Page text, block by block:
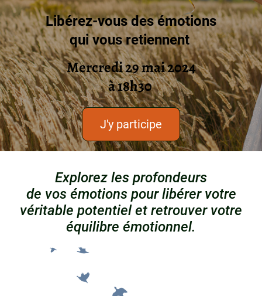
Libérez-vous des émotions
qui vous retiennent ‍‍‍
Mercredi 29 mai 2024
à 18h30 ‍‍‍
J'y participe
Explorez les profondeurs
de vos émotions pour libérer votre
véritable potentiel et retrouver votre
équilibre émotionnel.